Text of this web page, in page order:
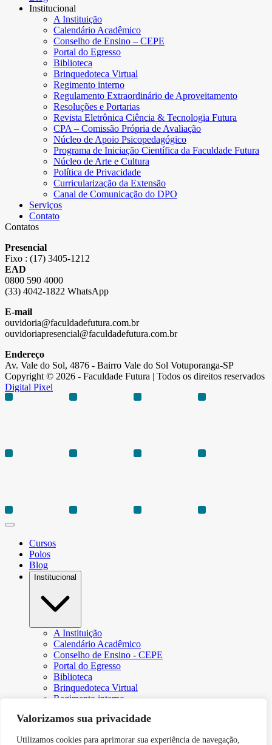
Valorizamos sua privacidade
Utilizamos cookies para aprimorar sua experiência de navegação,
Institucional
A Instituição
Calendário Acadêmico
Conselho de Ensino – CEPE
Portal do Egresso
Biblioteca
Brinquedoteca Virtual
Regimento interno
Regulamento Extraordinário de Aproveitamento
Resoluções e Portarias
Revista Eletrônica Ciência & Tecnologia Futura
CPA – Comissão Própria de Avaliação
Núcleo de Apoio Psicopedagógico
Programa de Iniciação Científica da Faculdade Futura
Núcleo de Arte e Cultura
Política de Privacidade
Curricularização da Extensão
Canal de Comunicação do DPO
Serviços
Contato
Contatos
Presencial
Fixo : (17) 3405-1212
EAD
0800 590 4000
(33) 4042-1822 WhatsApp
E-mail
ouvidoria@faculdadefutura.com.br
ouvidoriapresencial@faculdadefutura.com.br
Endereço
Av. Vale do Sol, 4876 - Bairro Vale do Sol Votuporanga-SP
Copyright © 2026 - Faculdade Futura | Todos os direitos reservados
Digital Pixel
Cursos
Polos
Blog
Institucional
A Instituição
Calendário Acadêmico
Conselho de Ensino - CEPE
Portal do Egresso
Biblioteca
Brinquedoteca Virtual
Regimento interno
Resoluções e Portarias
CPA – Comissão Própria de Avaliação